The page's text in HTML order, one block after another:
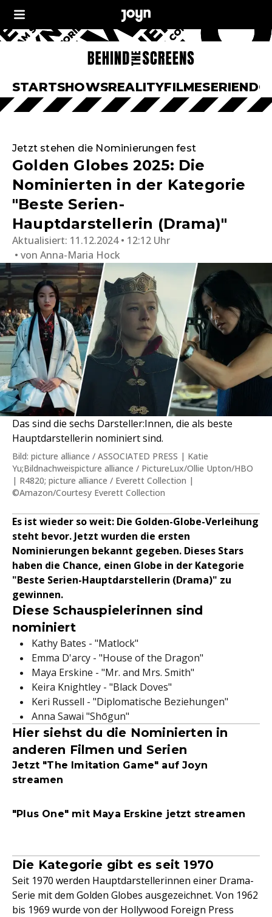
STARTSHOWSREALITYFILMESERIEN
Jetzt stehen die Nominierungen fest
Golden Globes 2025: Die
Nominierten in der Kategorie
"Beste Serien-
Hauptdarstellerin (Drama)"
Aktualisiert: 11.12.2024 • 12:12 Uhr
von Anna-Maria Hock
Das sind die sechs Darsteller:Innen, die als beste
Hauptdarstellerin nominiert sind.
Bild: picture alliance / ASSOCIATED PRESS | Katie
Yu;Bildnachweispicture alliance / PictureLux/Ollie Upton/HBO
| R4820; picture alliance / Everett Collection |
©Amazon/Courtesy Everett Collection
Es ist wieder so weit: Die Golden-Globe-Verleihung
steht bevor. Jetzt wurden die ersten
Nominierungen bekannt gegeben. Dieses Stars
haben die Chance, einen Globe in der Kategorie
"Beste Serien-Hauptdarstellerin (Drama)" zu
gewinnen.
Diese Schauspielerinnen sind
nominiert
Kathy Bates - "Matlock"
Emma D'arcy - "House of the Dragon"
Maya Erskine - "Mr. and Mrs. Smith"
Keira Knightley - "Black Doves"
Keri Russell - "Diplomatische Beziehungen"
Anna Sawai "Shōgun"
Hier siehst du die Nominierten in
anderen Filmen und Serien
Jetzt "The Imitation Game" auf Joyn
streamen
"Plus One" mit Maya Erskine jetzt streamen
Die Kategorie gibt es seit 1970
Seit 1970 werden Hauptdarstellerinnen einer Drama-
Serie mit dem Golden Globes ausgezeichnet. Von 1962
bis 1969 wurde von der Hollywood Foreign Press